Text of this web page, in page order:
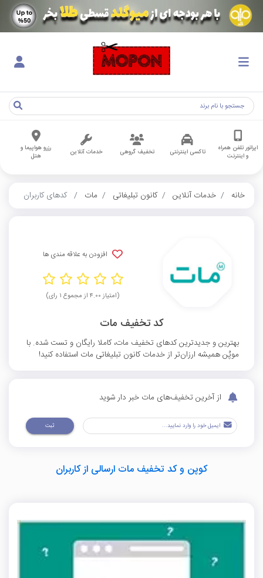
اپراتور تلفن همراه
و اینترنت
تاکسی اینترنتی تخفیف گروهی خدمات آنلاین
رزرو هواپیما و
هتل
خانه خدمات آنلاین کانون تبلیغاتی مات کدهای کاربران
افزودن به علاقه مندی ها
(امتیاز ۴.۰۰ از مجموع ۱ رای)
کد تخفیف مات
بهترین و جدیدترین کدهای تخفیف مات، کاملا رایگان و تست شده. با
موپُن همیشه ارزان‌تر از خدمات کانون تبلیغاتی مات استفاده کنید!
از آخرین تخفیف‌های مات خبر دار شوید
ثبت
کوپن و کد تخفیف مات ارسالی از کاربران